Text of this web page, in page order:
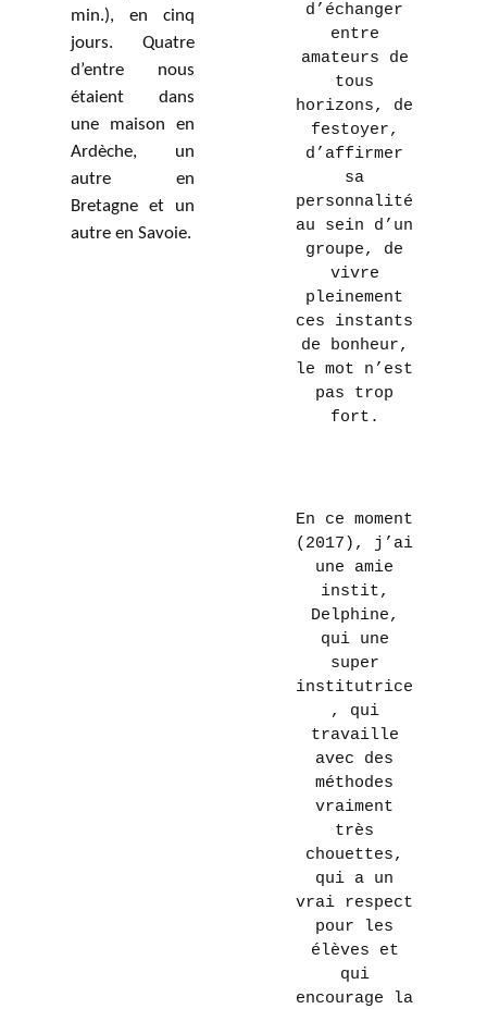
min.), en cinq
jours. Quatre
d’entre nous
étaient dans
une maison en
Ardèche, un
autre en
Bretagne et un
autre en Savoie.
d’échanger
entre
amateurs de
tous
horizons, de
festoyer,
d’affirmer
sa
personnalité
au sein d’un
groupe, de
vivre
pleinement
ces instants
de bonheur,
le mot n’est
pas trop
fort.
En ce moment
(2017), j’ai
une amie
instit,
Delphine,
qui une
super
institutrice
, qui
travaille
avec des
méthodes
vraiment
très
chouettes,
qui a un
vrai respect
pour les
élèves et
qui
encourage la